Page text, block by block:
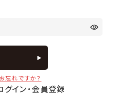
忘れですか？
イン・会員登録